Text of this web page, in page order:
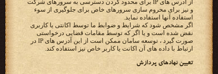
از آدرس های IP برای محدود کردن دسترسی به سرورهای شرکت
و نیز برای محروم سازی سرورهای خاص برای جلوگیری از سوء
استفاده آنها استفاده نماید.
اگر مشخص شود که شرایط و ضوابط ما توسط اکانتی یا کاربری
نقض شده است و یا اگر که توسط مقامات قضایی درخواستی
صورت گیرد ، توسعه سامان ممکن است از این آدرس های IP در
ارتباط با داده های آن اکانت یا کاربر خاص نیز استفاده کند.
تعیین نهادهای پردازش